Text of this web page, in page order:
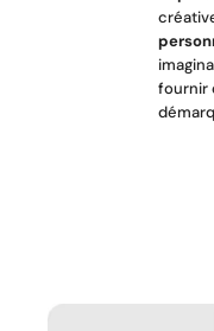
fournir